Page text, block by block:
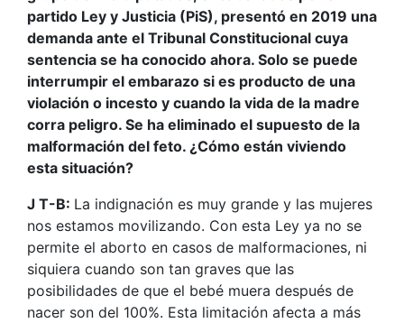
partido Ley y Justicia (PiS), presentó en 2019 una
demanda ante el Tribunal Constitucional cuya
sentencia se ha conocido ahora. Solo se puede
interrumpir el embarazo si es producto de una
violación o incesto y cuando la vida de la madre
corra peligro. Se ha eliminado el supuesto de la
malformación del feto. ¿Cómo están viviendo
esta situación?
J T-B: La indignación es muy grande y las mujeres
nos estamos movilizando. Con esta Ley ya no se
permite el aborto en casos de malformaciones, ni
siquiera cuando son tan graves que las
posibilidades de que el bebé muera después de
nacer son del 100%. Esta limitación afecta a más